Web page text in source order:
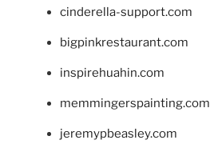
cinderella-support.com
bigpinkrestaurant.com
inspirehuahin.com
memmingerspainting.com
jeremypbeasley.com